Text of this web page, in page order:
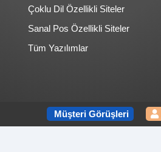
Çoklu Dil Özellikli Siteler
Sanal Pos Özellikli Siteler
Tüm Yazılımlar
Müşteri Görüşleri